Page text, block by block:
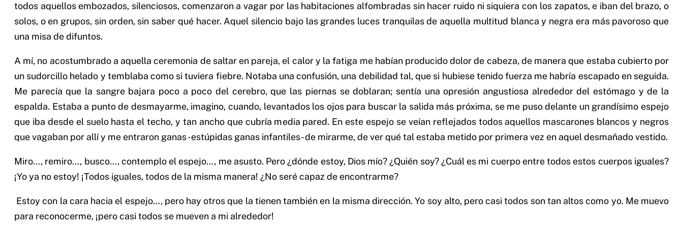
todos aquellos embozados, silenciosos, comenzaron a vagar por las habitaciones alfombradas sin hacer ruido ni siquiera con los zapatos, e iban del brazo, o
solos, o en grupos, sin orden, sin saber qué hacer. Aquel silencio bajo las grandes luces tranquilas de aquella multitud blanca y negra era más pavoroso que
una misa de difuntos.
A mí, no acostumbrado a aquella ceremonia de saltar en pareja, el calor y la fatiga me habían producido dolor de cabeza, de manera que estaba cubierto por
un sudorcillo helado y temblaba como si tuviera fiebre. Notaba una confusión, una debilidad tal, que si hubiese tenido fuerza me habría escapado en seguida.
Me parecía que la sangre bajara poco a poco del cerebro, que las piernas se doblaran; sentía una opresión angustiosa alrededor del estómago y de la
espalda. Estaba a punto de desmayarme, imagino, cuando, levantados los ojos para buscar la salida más próxima, se me puso delante un grandísimo espejo
que iba desde el suelo hasta el techo, y tan ancho que cubría media pared. En este espejo se veían reflejados todos aquellos mascarones blancos y negros
que vagaban por allí y me entraron ganas -estúpidas ganas infantiles- de mirarme, de ver qué tal estaba metido por primera vez en aquel desmañado vestido.
Miro…, remiro…, busco…, contemplo el espejo…, me asusto. Pero ¿dónde estoy, Dios mío? ¿Quién soy? ¿Cuál es mi cuerpo entre todos estos cuerpos iguales?
¡Yo ya no estoy! ¡Todos iguales, todos de la misma manera! ¿No seré capaz de encontrarme?
Estoy con la cara hacia el espejo…, pero hay otros que la tienen también en la misma dirección. Yo soy alto, pero casi todos son tan altos como yo. Me muevo
para reconocerme, ¡pero casi todos se mueven a mi alrededor!